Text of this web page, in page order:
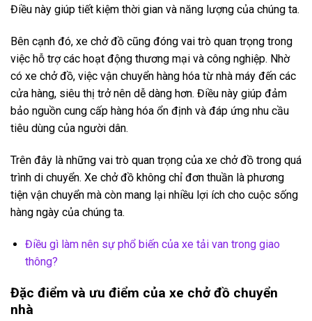
Điều này giúp tiết kiệm thời gian và năng lượng của chúng ta.
Bên cạnh đó, xe chở đồ cũng đóng vai trò quan trọng trong
việc hỗ trợ các hoạt động thương mại và công nghiệp. Nhờ
có xe chở đồ, việc vận chuyển hàng hóa từ nhà máy đến các
cửa hàng, siêu thị trở nên dễ dàng hơn. Điều này giúp đảm
bảo nguồn cung cấp hàng hóa ổn định và đáp ứng nhu cầu
tiêu dùng của người dân.
Trên đây là những vai trò quan trọng của xe chở đồ trong quá
trình di chuyển. Xe chở đồ không chỉ đơn thuần là phương
tiện vận chuyển mà còn mang lại nhiều lợi ích cho cuộc sống
hàng ngày của chúng ta.
Điều gì làm nên sự phổ biến của xe tải van trong giao
thông?
Đặc điểm và ưu điểm của xe chở đồ chuyển
nhà